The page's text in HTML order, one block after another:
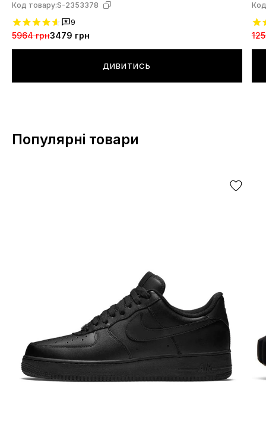
Код товару:S-2353378
9
5964 грн3479 грн
ДИВИТИСЬ
Популярні товари